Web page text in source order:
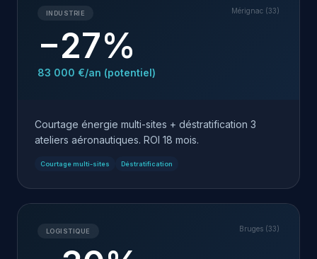
INDUSTRIE Mérignac (33)
−27%
83 000 €/an (potentiel)
Courtage énergie multi-sites + déstratification 3
ateliers aéronautiques. ROI 18 mois.
Courtage multi-sites Déstratification
LOGISTIQUE Bruges (33)